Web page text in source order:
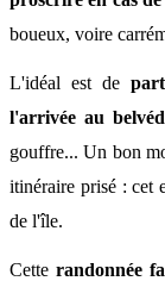
boueux, voire
L'idéal est de
l'arrivée au
gouffre... Un bon
itinéraire prisé : cet
de l'île.
Cette randonnée